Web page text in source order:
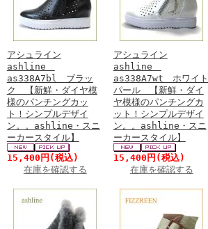
アシュライン
ashline
as338A7bl ブラッ
ク 【新鮮・ダイヤ模
様のパンチングカッ
ト！シンプルデザイ
ン。。ashline・スニ
ーカースタイル】
15,400円 (税込)
在庫を確認する
アシュライン
ashline
as338A7wt ホワイト
パール 【新鮮・ダイ
ヤ模様のパンチングカ
ット！シンプルデザイ
ン。。ashline・スニ
ーカースタイル】
15,400円 (税込)
在庫を確認する